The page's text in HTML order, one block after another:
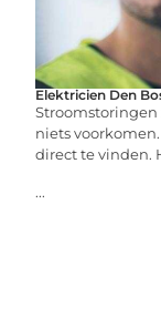
Elektricien Den
niets
direct te vinden.
...